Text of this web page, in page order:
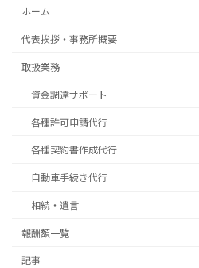
ホーム
代表挨拶・事務所概要
取扱業務
資金調達サポート
各種許可申請代行
各種契約書作成代行
自動車手続き代行
相続・遺言
報酬額一覧
記事